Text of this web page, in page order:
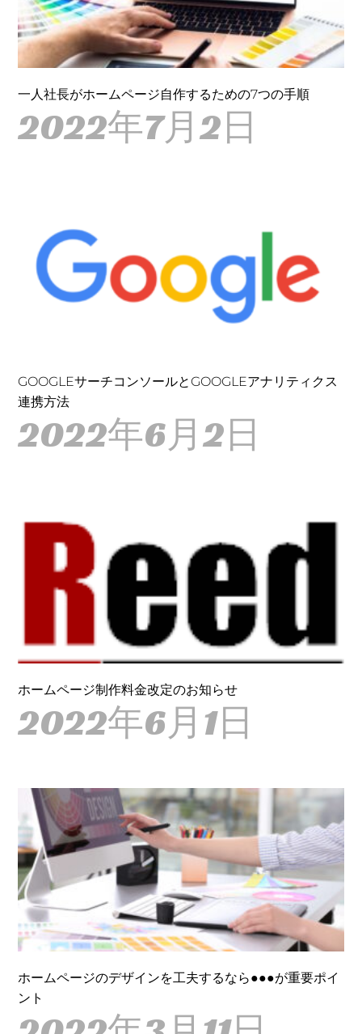
一人社長がホームページ自作するための7つの手順
2022年7月2日
GOOGLEサーチコンソールとGOOGLEアナリティクス
連携方法
2022年6月2日
ホームページ制作料金改定のお知らせ
2022年6月1日
ホームページのデザインを工夫するなら●●●が重要ポイ
ント